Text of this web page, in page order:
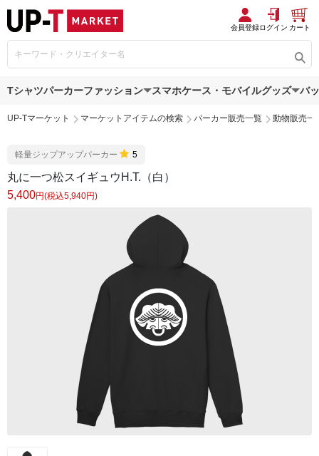
会員登録ログイン カート
Tシャツパーカーファッション スマホケース・モバイルグッズ バ
UP-Tマーケット マーケットアイテムの検索 パーカー販売一覧 動物販売一
軽量ジップアップパーカー 5
丸に一つ松スイギュウH.T.（白）
5,400円(税込5,940円)